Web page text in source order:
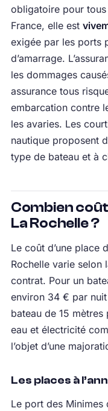
obligatoire pour
France, elle est
exigée par les ports
d’amarrage.
les dommages
assurance tous
embarcation contre
les avaries. Les
nautique proposent
type de bateau et à
Combien
La Rochelle ?
Le coût d’une place
Rochelle varie selon
contrat. Pour un
environ 34 € par nuit
bateau de 15
eau et électricité
l’objet d’une
Les places à
Le port des Minimes